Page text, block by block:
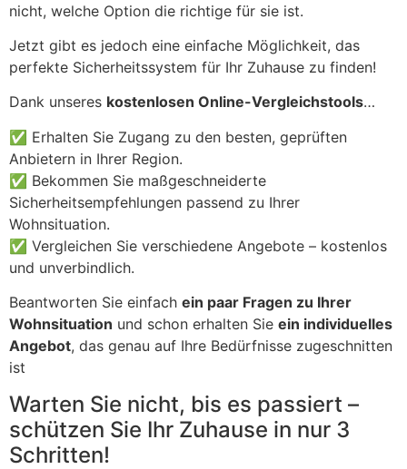
nicht, welche Option die richtige für sie ist.
Jetzt gibt es jedoch eine einfache Möglichkeit, das
perfekte Sicherheitssystem für Ihr Zuhause zu finden!
Dank unseres kostenlosen Online-Vergleichstools…
✅ Erhalten Sie Zugang zu den besten, geprüften
Anbietern in Ihrer Region.
✅ Bekommen Sie maßgeschneiderte
Sicherheitsempfehlungen passend zu Ihrer
Wohnsituation.
✅ Vergleichen Sie verschiedene Angebote – kostenlos
und unverbindlich.
Beantworten Sie einfach ein paar Fragen zu Ihrer
Wohnsituation und schon erhalten Sie ein individuelles
Angebot, das genau auf Ihre Bedürfnisse zugeschnitten
ist
Warten Sie nicht, bis es passiert –
schützen Sie Ihr Zuhause in nur 3
Schritten!